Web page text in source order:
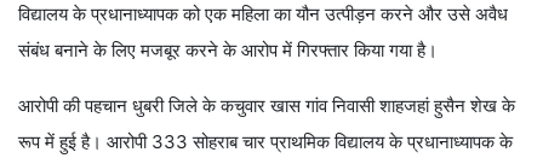
विद्यालय के प्रधानाध्यापक को एक महिला का यौन उत्पीड़न करने और उसे अवैध
संबंध बनाने के लिए मजबूर करने के आरोप में गिरफ्तार किया गया है।
आरोपी की पहचान धुबरी जिले के कचुवार खास गांव निवासी शाहजहां हुसैन शेख के
रूप में हुई है। आरोपी 333 सोहराब चार प्राथमिक विद्यालय के प्रधानाध्यापक के